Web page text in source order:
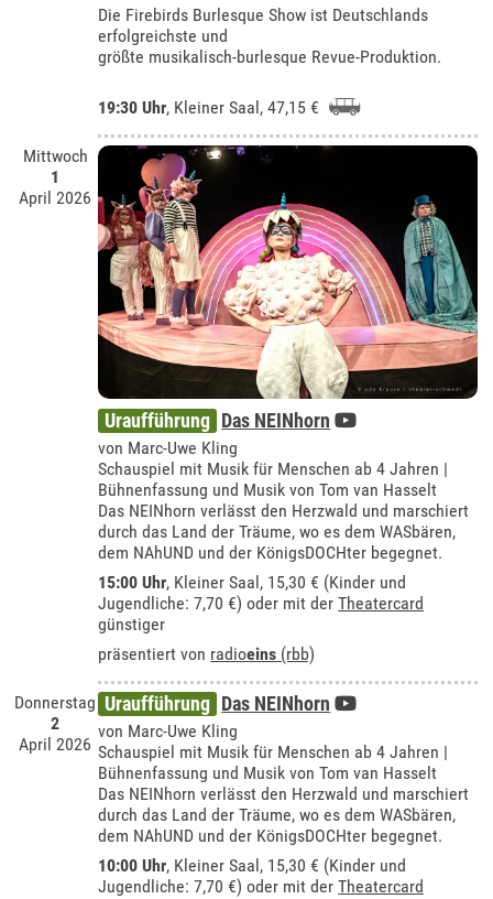
Die Firebirds Burlesque Show ist Deutschlands
erfolgreichste und
größte musikalisch-burlesque Revue-Produktion.
19:30 Uhr, Kleiner Saal, 47,15 €
Mittwoch
1
April 2026
Uraufführung Das NEINhorn
von Marc-Uwe Kling
Schauspiel mit Musik für Menschen ab 4 Jahren |
Bühnenfassung und Musik von Tom van Hasselt
Das NEINhorn verlässt den Herzwald und marschiert
durch das Land der Träume, wo es dem WASbären,
dem NAhUND und der KönigsDOCHter begegnet.
15:00 Uhr, Kleiner Saal, 15,30 € (Kinder und
Jugendliche: 7,70 €) oder mit derTheatercard
günstiger
präsentiert von radioeins (rbb)
Donnerstag
2
April 2026
Uraufführung Das NEINhorn
von Marc-Uwe Kling
Schauspiel mit Musik für Menschen ab 4 Jahren |
Bühnenfassung und Musik von Tom van Hasselt
Das NEINhorn verlässt den Herzwald und marschiert
durch das Land der Träume, wo es dem WASbären,
dem NAhUND und der KönigsDOCHter begegnet.
10:00 Uhr, Kleiner Saal, 15,30 € (Kinder und
Jugendliche: 7,70 €) oder mit derTheatercard